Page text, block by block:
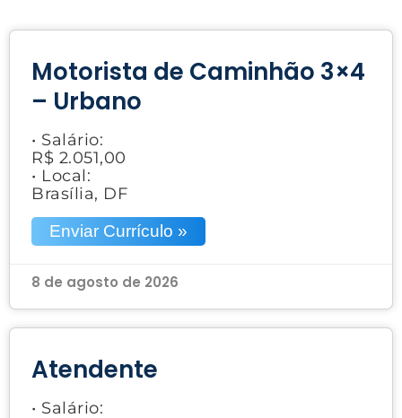
Motorista de Caminhão 3×4
– Urbano
• Salário:
R$ 2.051,00
• Local:
Brasília, DF
Enviar Currículo »
8 de agosto de 2026
Atendente
• Salário: